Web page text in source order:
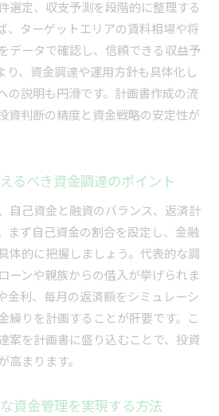
選定、収支予測を段階的に整理する
、ターゲットエリアの賃料相場や将
データで確認し、信頼できる収益予
り、資金調達や運用方針も具体化し
の説明も円滑です。計画書作成の流
資判断の精度と資金戦略の安定性が
るべき資金調達のポイント
自己資金と融資のバランス、返済計
まず自己資金の割合を設定し、金融
体的に把握しましょう。代表的な調
ーンや親族からの借入が挙げられま
金利、毎月の返済額をシミュレーシ
繰りを計画することが肝要です。こ
案を計画書に盛り込むことで、投資
まります。
資金管理を実現する方法